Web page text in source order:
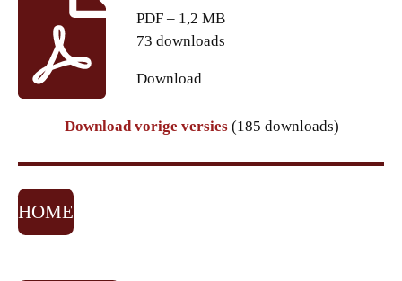
PDF – 1,2 MB
73 downloads
Download
Download vorige versies (185 downloads)
HOME